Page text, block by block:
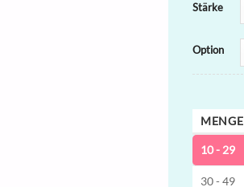
Stärke
Option
MENGE
10 - 29
30 - 49